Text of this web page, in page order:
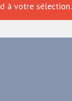
à votre sélection.